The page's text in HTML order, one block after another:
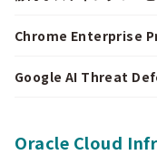
Chrome Enterprise
Google AI Threat
Oracle Cloud